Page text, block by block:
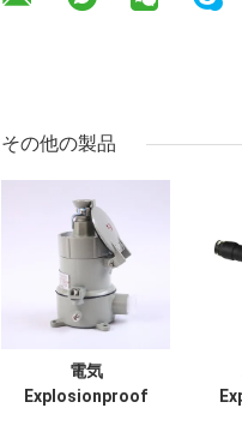
その他の製品
電気
Explosionproof